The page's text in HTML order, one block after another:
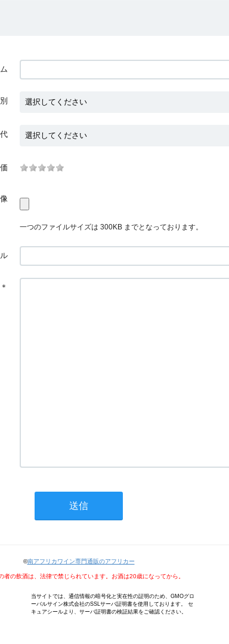
一つのファイルサイズは 300KB までとなっております。
＊
©南アフリカワイン専門通販のアフリカー
者の飲酒は、法律で禁じられています。お酒は20歳になってから。
当サイトでは、通信情報の暗号化と実在性の証明のため、GMOグロ
ーバルサイン株式会社のSSLサーバ証明書を使用しております。 セ
キュアシールより、サーバ証明書の検証結果をご確認ください。